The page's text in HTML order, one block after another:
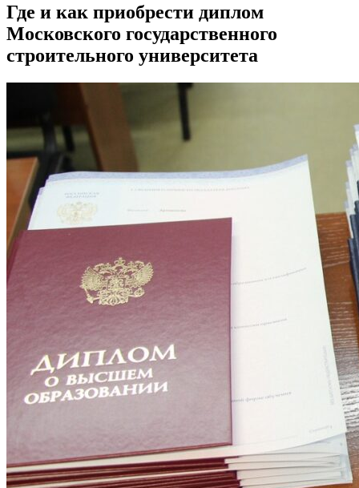
Где и как приобрести диплом
Московского государственного
строительного университета